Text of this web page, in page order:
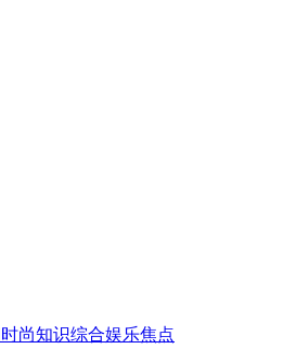
时尚知识综合娱乐焦点